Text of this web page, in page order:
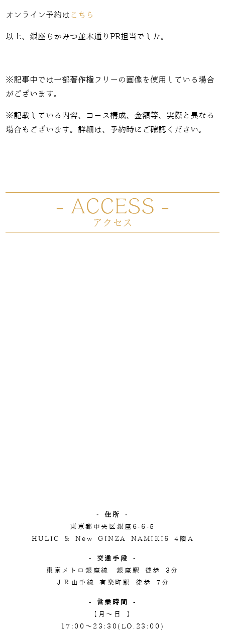
オンライン予約は こちら
以上、銀座ちかみつ並木通りPR担当でした。
※記事中では一部著作権フリーの画像を使用している場合
がございます。
※記載している内容、コース構成、金額等、実際と異なる
場合もございます。詳細は、予約時にご確認ください。
- 住所 -
東京都中央区銀座6-6-5
HULIC & New GINZA NAMIKI6 4階A
- 交通手段 -
東京メトロ銀座線 銀座駅 徒歩 3分
ＪＲ山手線 有楽町駅 徒歩 7分
- 営業時間 -
【月～日 】
17:00～23:30(LO.23:00)